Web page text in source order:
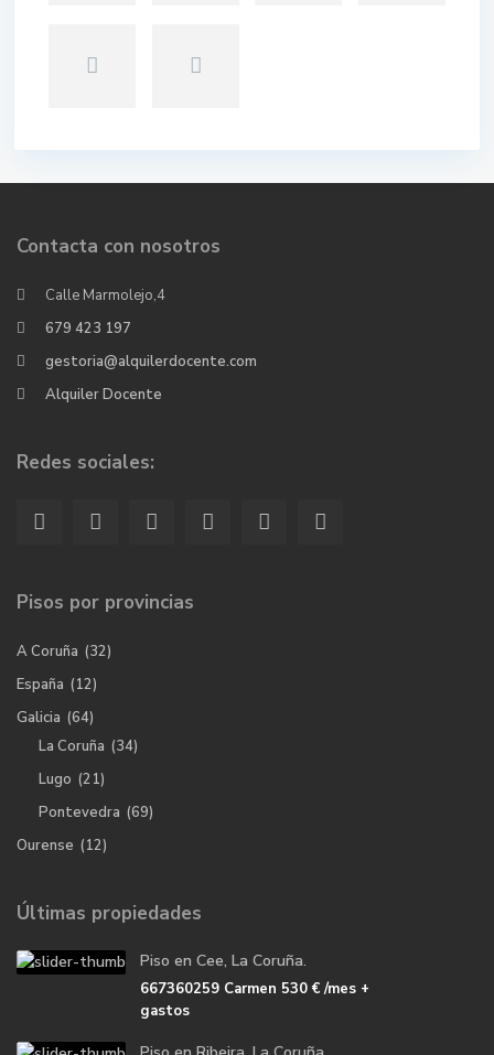
Contacta con nosotros
Calle Marmolejo,4
679 423 197
gestoria@alquilerdocente.com
Alquiler Docente
Redes sociales:
Pisos por provincias
A Coruña (32)
España (12)
Galicia (64)
La Coruña (34)
Lugo (21)
Pontevedra (69)
Ourense (12)
Últimas propiedades
Piso en Cee, La Coruña.
667360259 Carmen 530 €/mes +
gastos